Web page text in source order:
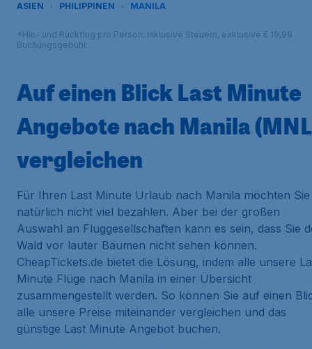
ASIEN PHILIPPINEN MANILA
*Hin- und Rückflug pro Person, inklusive Steuern, exklusive € 19,99
Buchungsgebühr.
Auf einen Blick Last Minute
Angebote nach Manila
vergleichen
Für Ihren Last Minute Urlaub nach Manila möchten Sie
natürlich nicht viel bezahlen. Aber bei der großen
Auswahl an Fluggesellschaften kann es sein, dass Sie
Wald vor lauter Bäumen nicht sehen können.
CheapTickets.de bietet die Lösung, indem alle unsere
Minute Flüge nach Manila in einer Übersicht
zusammengestellt werden. So können Sie auf einen
alle unsere Preise miteinander vergleichen und das
günstige Last Minute Angebot buchen.